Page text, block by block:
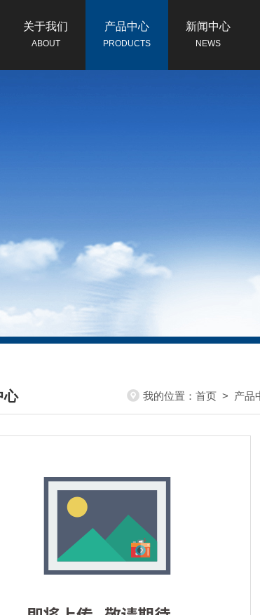
关于我们
ABOUT
产品中心
PRODUCTS
新闻中心
NEWS
心
CENTER
我的位置： 首页 > 产品